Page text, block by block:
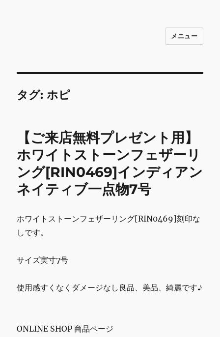
INNOCENCE ～日常に彩りを～ フ
物 etc販売 江戸川区瑞江
メニュー
タグ:ホピ
【ご来店無料プレゼント用】
ホワイトストーンフェザーリ
ング[RIN0469]インディアン
ネイティブ一点物7号
ホワイトストーンフェザーリング[RIN0469]刻印な
しです。
サイズ実寸7号
使用感すくなくダメージなし良品、美品、綺麗です♪
ONLINE SHOP 商品ページ